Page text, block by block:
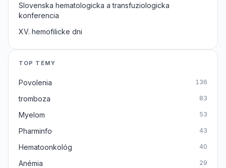
Slovenska hematologicka a transfuziologicka
konferencia
XV. hemofilicke dni
TOP TÉMY
Povolenia 136
tromboza 83
Myelom 53
Pharminfo 43
Hematoonkológ 40
Anémia 29